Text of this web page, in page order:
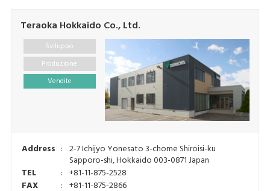
Teraoka Hokkaido Co., Ltd.
Sviluppo
Produzione
Vendite
Address : 2-7 Ichijyo Yonesato 3-chome Shiroisi-ku
Sapporo-shi, Hokkaido 003-0871 Japan
TEL
: +81-11-875-2528
FAX
: +81-11-875-2866